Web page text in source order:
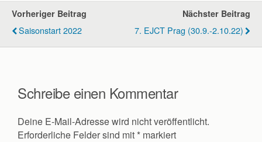
Vorheriger Beitrag
Saisonstart 2022
Nächster Beitrag
7. EJCT Prag (30.9.-2.10.22)
Schreibe einen Kommentar
Deine E-Mail-Adresse wird nicht veröffentlicht.
Erforderliche Felder sind mit * markiert